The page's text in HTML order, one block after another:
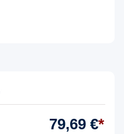
79,69 €*